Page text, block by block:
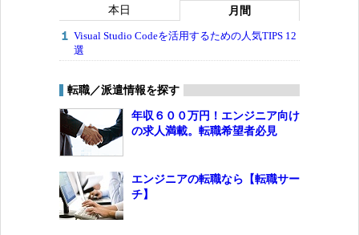
本日 月間
Visual Studio Codeを活用するための人気TIPS 12
選
転職／派遣情報を探す
年収６００万円！エンジニア向け
の求人満載。転職希望者必見
エンジニアの転職なら【転職サー
チ】